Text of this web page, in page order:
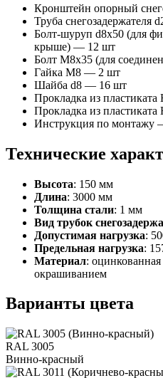
Кронштейн опорный
Труба снегозадержателя
Болт-шуруп d8х50 (для
крыше) — 12 шт
Болт М8х35 (для
Гайка М8 — 2 шт
Шайба d8 — 16 шт
Прокладка из
Прокладка из
Инструкция по монтажу
Технические
Высота: 150 мм
Длина: 3000 мм
Толщина стали: 1 мм
Вид трубок
Допустимая нагрузка:
Предельная нагрузка:
Материал:
окрашиванием
Варианты цвета
RAL 3005
Винно-красный